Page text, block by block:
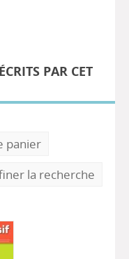
PAR CET
panier
la recherche